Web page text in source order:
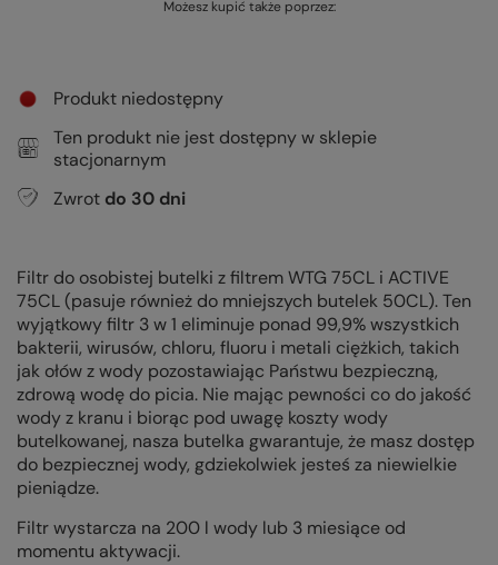
Możesz kupić także poprzez:
Produkt niedostępny
Ten produkt nie jest dostępny w sklepie
stacjonarnym
Zwrot do 30 dni
Filtr do osobistej butelki z filtrem WTG 75CL i ACTIVE
75CL (pasuje również do mniejszych butelek 50CL). Ten
wyjątkowy filtr 3 w 1 eliminuje ponad 99,9% wszystkich
bakterii, wirusów, chloru, fluoru i metali ciężkich, takich
jak ołów z wody pozostawiając Państwu bezpieczną,
zdrową wodę do picia. Nie mając pewności co do jakość
wody z kranu i biorąc pod uwagę koszty wody
butelkowanej, nasza butelka gwarantuje, że masz dostęp
do bezpiecznej wody, gdziekolwiek jesteś za niewielkie
pieniądze.
Filtr wystarcza na 200 l wody lub 3 miesiące od
momentu aktywacji.